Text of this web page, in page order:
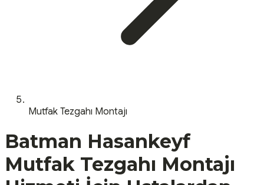
Mutfak Tezgahı Montajı
Batman Hasankeyf
Mutfak Tezgahı Montajı